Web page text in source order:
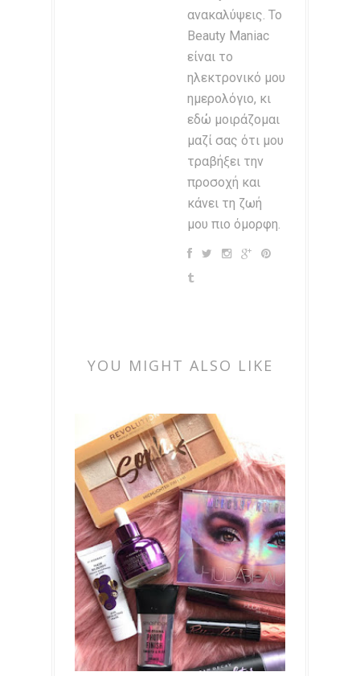
ανακαλύψεις. Το
Beauty Maniac
είναι το
ηλεκτρονικό μου
ημερολόγιο, κι
εδώ μοιράζομαι
μαζί σας ότι μου
τραβήξει την
προσοχή και
κάνει τη ζωή
μου πιο όμορφη.
YOU MIGHT ALSO LIKE